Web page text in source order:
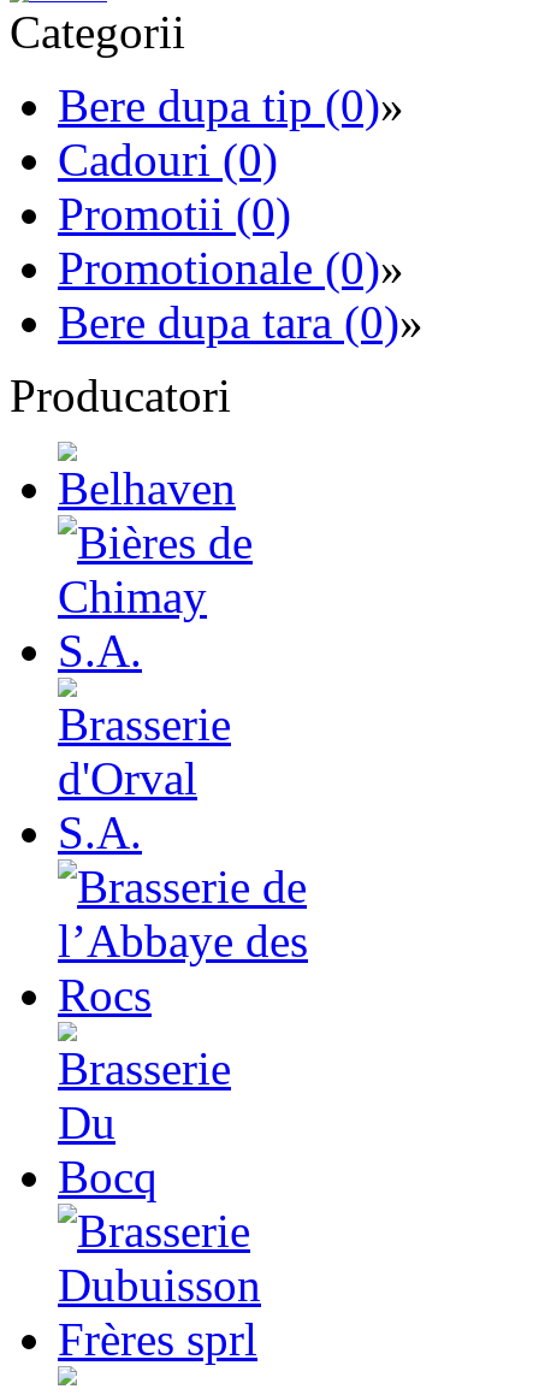
Categorii
Bere dupa tip (0)»
Cadouri (0)
Promotii (0)
Promotionale (0)»
Bere dupa tara (0)»
Producatori